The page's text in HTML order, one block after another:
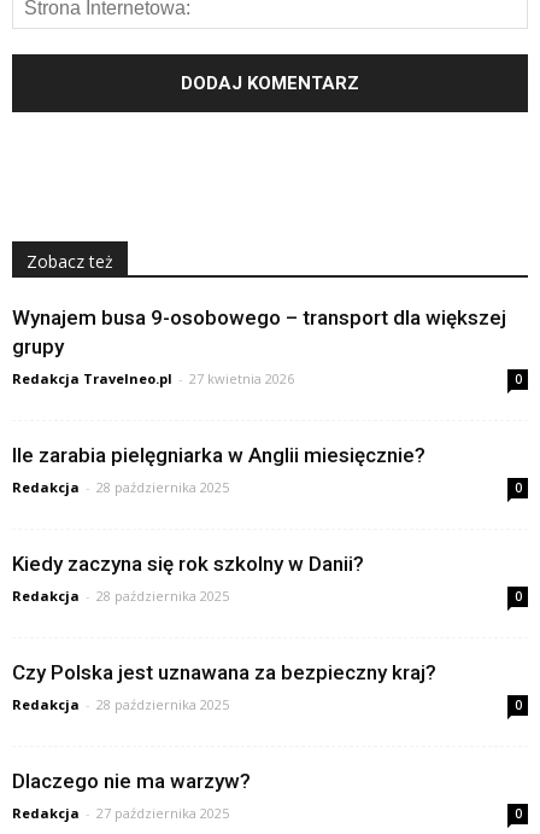
Zobacz też
Wynajem busa 9-osobowego – transport dla większej
grupy
Redakcja Travelneo.pl - 27 kwietnia 2026 0
Ile zarabia pielęgniarka w Anglii miesięcznie?
Redakcja - 28 października 2025 0
Kiedy zaczyna się rok szkolny w Danii?
Redakcja - 28 października 2025 0
Czy Polska jest uznawana za bezpieczny kraj?
Redakcja - 28 października 2025 0
Dlaczego nie ma warzyw?
Redakcja - 27 października 2025 0